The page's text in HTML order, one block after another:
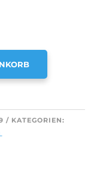
KATEGORIEN: